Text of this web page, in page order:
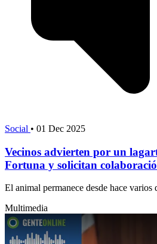
Social • 01 Dec 2025
Vecinos advierten por un
Fortuna y solicitan
El animal permanece desde hace varios
Multimedia